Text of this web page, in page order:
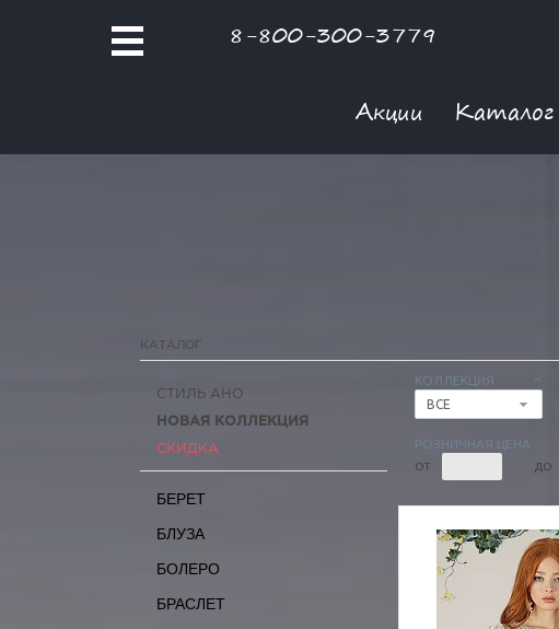
8-800-300-3779
Акции Каталог
КАТАЛОГ
КОЛЛЕКЦИЯ
ВСЕ
РОЗНИЧНАЯ ЦЕНА
ОТ ДО
СТИЛЬ АНО
НОВАЯ КОЛЛЕКЦИЯ
СКИДКА
БЕРЕТ
БЛУЗА
БОЛЕРО
БРАСЛЕТ